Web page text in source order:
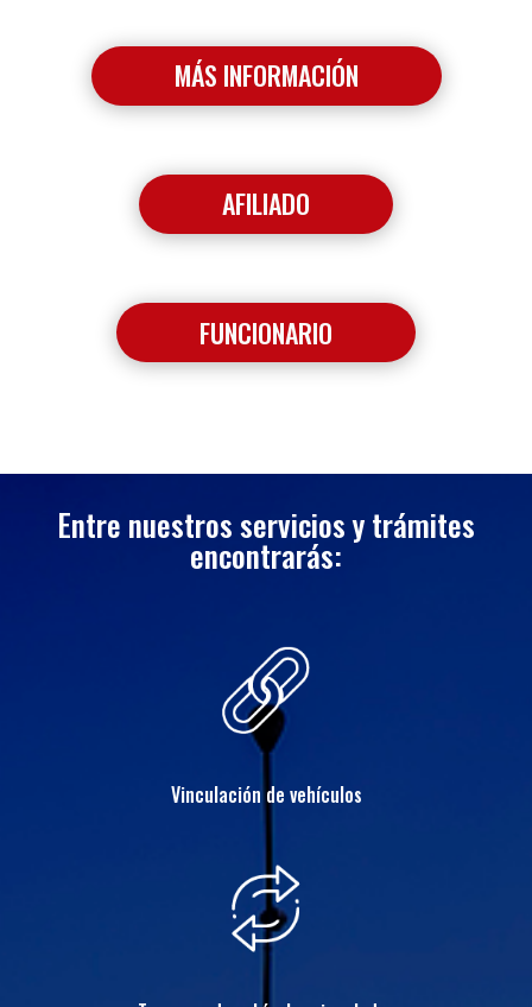
MÁS INFORMACIÓN
AFILIADO
FUNCIONARIO
Entre nuestros servicios y trámites
encontrarás:
Vinculación de vehículos